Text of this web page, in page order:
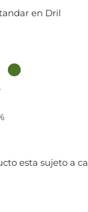
en Dril
esta sujeto a